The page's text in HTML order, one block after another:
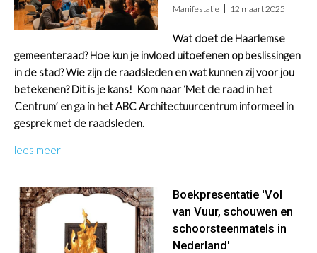
Manifestatie 12 maart 2025
Wat doet de Haarlemse
gemeenteraad? Hoe kun je invloed uitoefenen op beslissingen
in de stad? Wie zijn de raadsleden en wat kunnen zij voor jou
betekenen? Dit is je kans! Kom naar ‘Met de raad in het
Centrum’ en ga in het ABC Architectuurcentrum informeel in
gesprek met de raadsleden.
lees meer
Boekpresentatie 'Vol
van Vuur, schouwen en
schoorsteenmatels in
Nederland'